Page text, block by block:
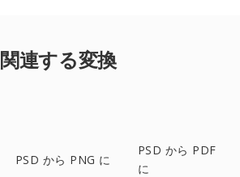
関連する変換
PSD から PNG に
PSD から PDF
に